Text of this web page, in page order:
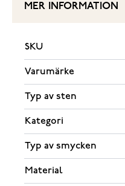
MER INFORMATION
SKU
Varumärke
Typ av sten
Kategori
Typ av smycken
Material